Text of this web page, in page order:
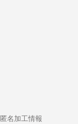
匿名加工情報